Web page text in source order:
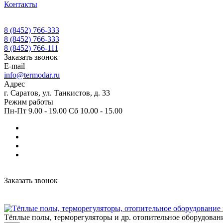
Контакты
8 (8452) 766-333
8 (8452) 766-333
8 (8452) 766-111
Заказать звонок
E-mail
info@termodar.ru
Адрес
г. Саратов, ул. Танкистов, д. 33
Режим работы
Пн-Пт 9.00 - 19.00 Сб 10.00 - 15.00
Заказать звонок
Тёплые полы, терморегуляторы и др. отопительное